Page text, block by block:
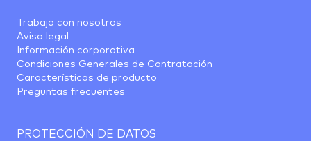
Trabaja con nosotros
Aviso legal
Información corporativa
Condiciones Generales de Contratación
Características de producto
Preguntas frecuentes
PROTECCIÓN DE DATOS